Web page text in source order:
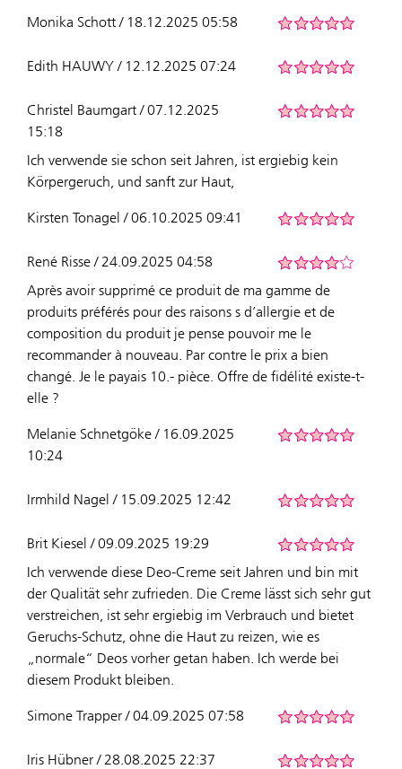
Monika Schott / 18.12.2025 05:58
Edith HAUWY / 12.12.2025 07:24
Christel Baumgart / 07.12.2025
15:18
Ich verwende sie schon seit Jahren, ist ergiebig kein
Körpergeruch, und sanft zur Haut,
Kirsten Tonagel / 06.10.2025 09:41
René Risse / 24.09.2025 04:58
Après avoir supprimé ce produit de ma gamme de
produits préférés pour des raisons s d’allergie et de
composition du produit je pense pouvoir me le
recommander à nouveau. Par contre le prix a bien
changé. Je le payais 10.- pièce. Offre de fidélité existe-t-
elle ?
Melanie Schnetgöke / 16.09.2025
10:24
Irmhild Nagel / 15.09.2025 12:42
Brit Kiesel / 09.09.2025 19:29
Ich verwende diese Deo-Creme seit Jahren und bin mit
der Qualität sehr zufrieden. Die Creme lässt sich sehr gut
verstreichen, ist sehr ergiebig im Verbrauch und bietet
Geruchs-Schutz, ohne die Haut zu reizen, wie es
„normale“ Deos vorher getan haben. Ich werde bei
diesem Produkt bleiben.
Simone Trapper / 04.09.2025 07:58
Iris Hübner / 28.08.2025 22:37